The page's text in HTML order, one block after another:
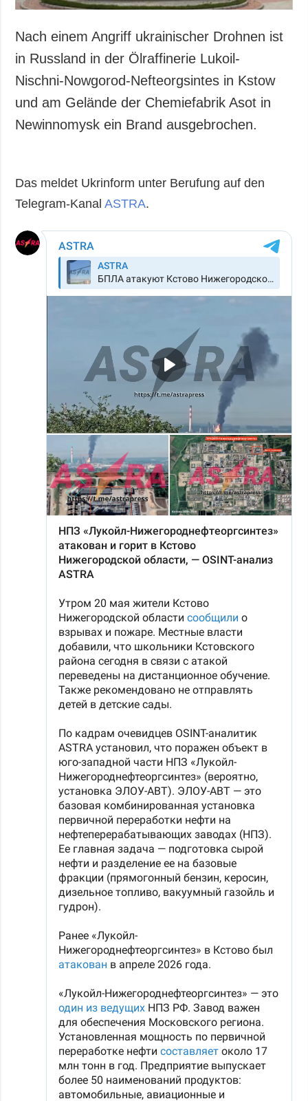
Nach einem Angriff ukrainischer Drohnen ist
in Russland in der Ölraffinerie Lukoil-
Nischni-Nowgorod-Nefteorgsintes in Kstow
und am Gelände der Chemiefabrik Asot in
Newinnomysk ein Brand ausgebrochen.
Das meldet Ukrinform unter Berufung auf den
Telegram-KanalASTRA.